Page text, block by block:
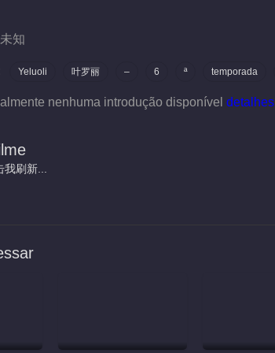
未知
Yeluoli 叶罗丽 – 6 ª temporada
nenhuma introdução disponível detalhes
刷新...